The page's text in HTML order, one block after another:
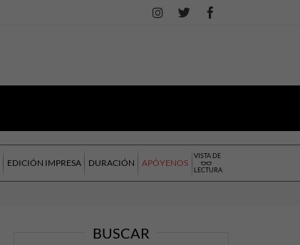
EDICIÓN IMPRESA DURACIÓN APÓYENOS
VISTA DE
LECTURA
BUSCAR